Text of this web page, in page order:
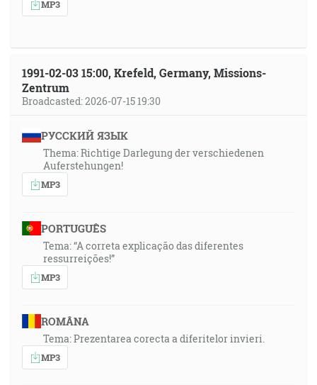
MP3
1991-02-03 15:00, Krefeld, Germany, Missions-
Zentrum
Broadcasted: 2026-07-15 19:30
РУССКИЙ ЯЗЫК
Thema: Richtige Darlegung der verschiedenen
Auferstehungen!
MP3
PORTUGUÊS
Tema: “A correta explicação das diferentes
ressurreições!”
MP3
ROMÂNA
Tema: Prezentarea corecta a diferitelor invieri.
MP3